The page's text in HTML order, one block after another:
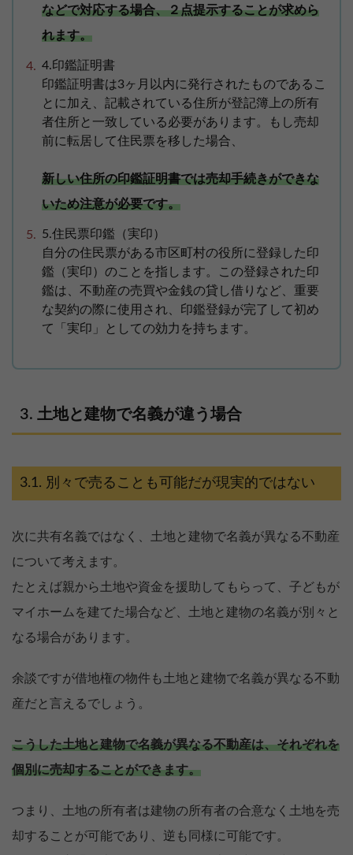
などで対応する場合、２点提示することが求めら
れます。
4.印鑑証明書
印鑑証明書は3ヶ月以内に発行されたものであるこ
とに加え、記載されている住所が登記簿上の所有
者住所と一致している必要があります。もし売却
前に転居して住民票を移した場合、
新しい住所の印鑑証明書では売却手続きができな
いため注意が必要です。
5.住民票印鑑（実印）
自分の住民票がある市区町村の役所に登録した印
鑑（実印）のことを指します。この登録された印
鑑は、不動産の売買や金銭の貸し借りなど、重要
な契約の際に使用され、印鑑登録が完了して初め
て「実印」としての効力を持ちます。
土地と建物で名義が違う場合
別々で売ることも可能だが現実的ではない
次に共有名義ではなく、土地と建物で名義が異なる不動産
について考えます。
たとえば親から土地や資金を援助してもらって、子どもが
マイホームを建てた場合など、土地と建物の名義が別々と
なる場合があります。
余談ですが借地権の物件も土地と建物で名義が異なる不動
産だと言えるでしょう。
こうした土地と建物で名義が異なる不動産は、それぞれを
個別に売却することができます。
つまり、土地の所有者は建物の所有者の合意なく土地を売
却することが可能であり、逆も同様に可能です。